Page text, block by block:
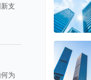
支
为